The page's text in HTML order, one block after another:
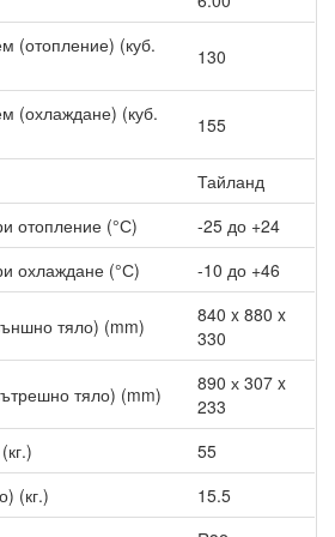
- WiFi контролерът дава
на климата във Вашия дом
Изтеглете приложението
контролера.
(отопление) (куб.
130
(охлаждане) (куб.
155
Тайланд
отопление (°С)
-25 до +24
охлаждане (°С)
-10 до +46
тяло) (mm)
840 x 880 x
330
тяло) (mm)
890 х 307 x
233
55
(кг.)
15.5